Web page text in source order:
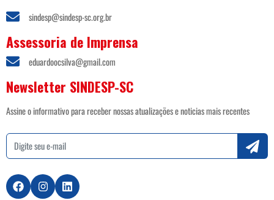
sindesp@sindesp-sc.org.br
Assessoria de Imprensa
eduardoocsilva@gmail.com
Newsletter SINDESP-SC
Assine o informativo para receber nossas atualizações e noticias mais recentes